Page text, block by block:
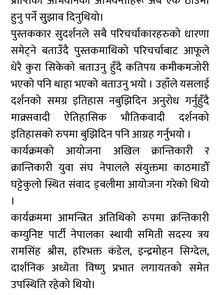
हुनु पर्ने सुुझाव दिनुथियो।
पुस्तककार सुदर्शनले सबै परिचर्चाकारहरुको धारणा
समेट्ने बताउँदै पुस्तकमाथिको परिचर्चाबाट आफूले
धेरै कुरा सिकेको बताउनु हुँदै कतिपय कमीकमजोरी
भएको पनि थाहा भएको बताउनु भयो । उहाँले यसलाई
दर्शनको समग्र इतिहास नबुझिदिन अनुरोध गर्नुहुँदै
माक्र्सवादी ऐतिहासिक भौतिकवादी दर्शनको
इतिहासको रुपमा बुझिदिन पनि आग्रह गर्नुभयो ।
कार्यक्रमको आयोजना अखिल क्रान्तिकारी र
क्रान्तिकारी युवा संघ नेपालले संयुक्तमा काठमाडौँ
घट्टेकुलो स्थित संवाद ड्बलीमा आयोजना गरेको थियो
।
कार्यक्रममा आमन्त्रित अतिथिको रुपमा क्रन्तिकारी
कम्युनिष्ट पार्टी नेपालका स्थायी समिती सदस्य त्रय
रामसिंह श्रीस, हरिभक्त कंडेल, इन्द्रमोहन सिग्देल,
दार्शनिक अध्येता विष्णु प्रभात लगायतको समेत
उपस्थिति रहेको थियो।